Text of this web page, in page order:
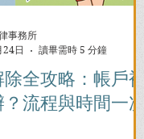
全攻略：帳戶被
流程與時間一次
事務所
日
讀畢需時 5 分鐘